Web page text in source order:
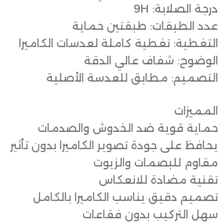
درجة الصلابة: 9H
عدد الطبقات: طبقتين حماية
التغطية: تغطية كاملة لعدسات الكاميرا
الوضوح: شفاف عالي الدقة
التصميم: مطابق للعدسة الأصلية
المميزات
حماية قوية ضد الخدوش والصدمات
يحافظ على جودة تصوير الكاميرا بدون تأثير
مقاوم للبصمات والزيوت
تقنية مضادة للانعكاس
تصميم دقيق يناسب الكاميرا بالكامل
سهل التركيب بدون فقاعات